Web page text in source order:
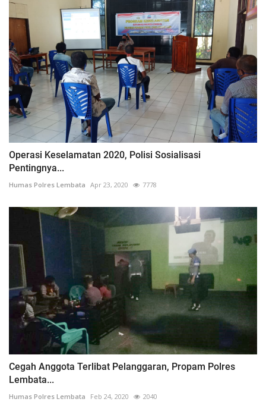
Operasi Keselamatan 2020, Polisi Sosialisasi
Pentingnya...
Humas Polres Lembata Apr 23, 2020 7778
Cegah Anggota Terlibat Pelanggaran, Propam Polres
Lembata...
Humas Polres Lembata Feb 24, 2020 2040